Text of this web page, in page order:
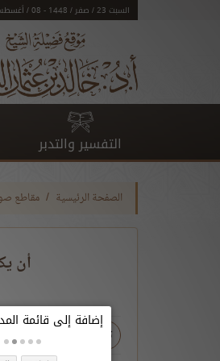
السبت 23 / صفر / 1448 - 08 / أغسطس 2026
التفسير والتدبر
الصفحة الرئيسية مقاطع
أن
تحميل - ع + ع